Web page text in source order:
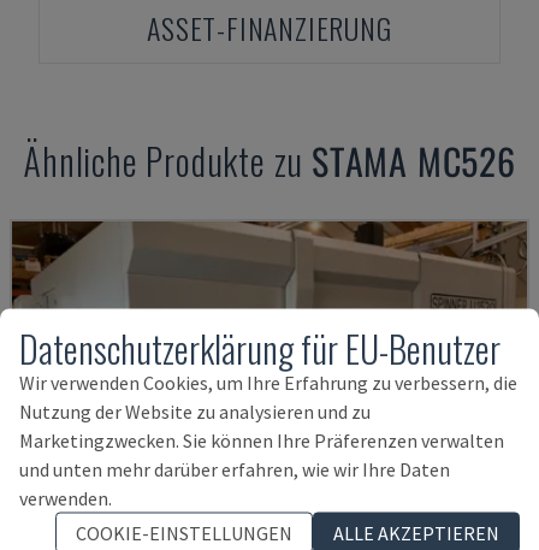
ASSET-FINANZIERUNG
Ähnliche Produkte zu STAMA MC526
Datenschutzerklärung für EU-Benutzer
Wir verwenden Cookies, um Ihre Erfahrung zu verbessern, die
Nutzung der Website zu analysieren und zu
Marketingzwecken. Sie können Ihre Präferenzen verwalten
und unten mehr darüber erfahren, wie wir Ihre Daten
verwenden.
COOKIE-EINSTELLUNGEN
ALLE AKZEPTIEREN